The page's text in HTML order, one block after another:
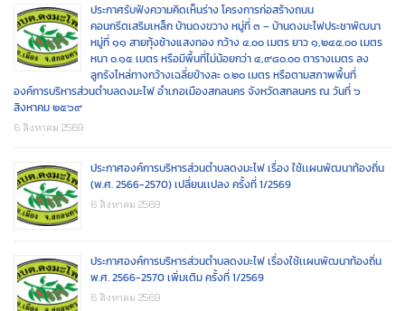
ประกาศรับฟังความคิดเห็นร่าง โครงการก่อสร้างถนน
คอนกรีตเสริมเหล็ก บ้านดงขวาง หมู่ที่ ๓ – บ้านดงมะไฟประชาพัฒนา
หมู่ที่ ๑๑ สายทุ้งช้างแสงทอง กว้าง ๔.๐๐ เมตร ยาว ๑,๒๔๕.๐๐ เมตร
หนา ๐.๑๕ เมตร หรือมีพื้นที่ไม่น้อยกว่า ๔,๙๘๐.๐๐ ตารางเมตร ลง
ลูกรังไหล่ทางกว้างเฉลี่ยข้างละ ๐.๒๐ เมตร หรือตามสภาพพื้นที่
องค์การบริหารส่วนตำบลดงมะไฟ อำเภอเมืองสกลนคร จังหวัดสกลนคร ณ วันที่ ๖
สิงหาคม ๒๕๖๙
6 สิงหาคม 2569
ประกาศองค์การบริหารส่วนตำบลดงมะไฟ เรื่อง ใช้เเผนพัฒนาท้องถิ่น
(พ.ศ. 2566-2570) เปลี่ยนเเปลง ครั้งที่ 1/2569
6 สิงหาคม 2569
ประกาศองค์การบริหารส่วนตำบลดงมะไฟ เรื่องใช้เเผนพัฒนาท้องถิ่น
พ.ศ. 2566-2570 เพิ่มเติม ครั้งที่ 1/2569
6 สิงหาคม 2569